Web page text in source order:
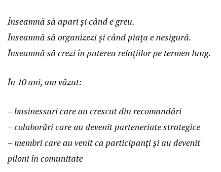
Înseamnă să apari și când e greu.
Înseamnă să organizezi și când piața e nesigură.
Înseamnă să crezi în puterea relațiilor pe termen lung.
În 10 ani, am văzut:
– businessuri care au crescut din recomandări
– colaborări care au devenit parteneriate strategice
– membri care au venit ca participanți și au devenit
piloni în comunitate